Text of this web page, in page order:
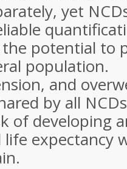
yet
potential to
population.
and
by all
of developing
life expectancy